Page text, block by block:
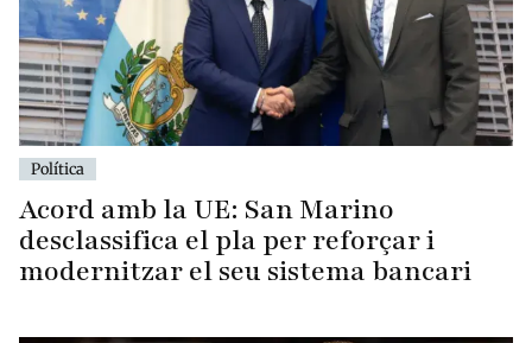
Política
Acord amb la UE: San Marino
desclassifica el pla per reforçar i
modernitzar el seu sistema bancari